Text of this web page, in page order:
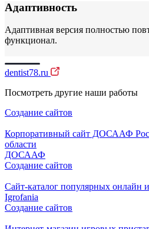
Адаптивность
Адаптивная версия полностью
функционал.
dentist78.ru
Посмотреть другие наши работы
Создание сайтов
Корпоративный сайт ДОСААФ
области
ДОСААФ
Создание сайтов
Cайт-каталог популярных онлайн
Igrofania
Создание сайтов